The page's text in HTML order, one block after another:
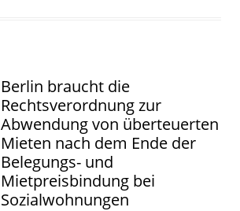
Berlin braucht die
Rechtsverordnung zur
Abwendung von überteuerten
Mieten nach dem Ende der
Belegungs- und
Mietpreisbindung bei
Sozialwohnungen